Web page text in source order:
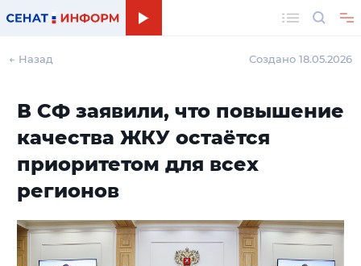
← Назад Создано 18.05.2026
В СФ заявили, что повышение
качества ЖКУ остаётся
приоритетом для всех
регионов